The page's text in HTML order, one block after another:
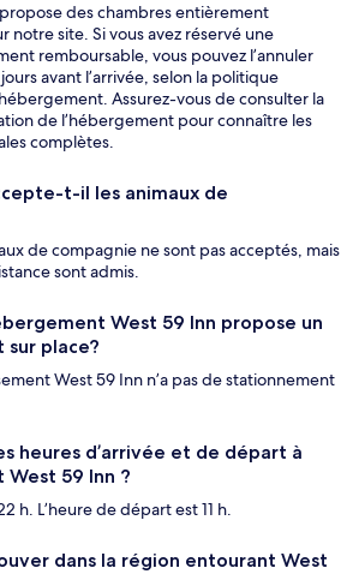
des chambres entièrement
notre site. Si vous avez réservé une
remboursable, vous pouvez l’annuler
avant l’arrivée, selon la politique
Assurez-vous de consulter la
de l’hébergement pour connaître les
complètes.
t-il les animaux de
de compagnie ne sont pas acceptés, mais
sont admis.
West 59 Inn propose un
place?
West 59 Inn n’a pas de stationnement
heures d’arrivée et de départ à
West 59 Inn ?
h. L’heure de départ est 11 h.
dans la région entourant West